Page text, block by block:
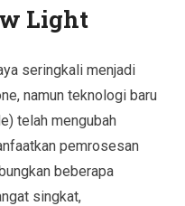
Light
seringkali menjadi
namun teknologi baru
telah mengubah
pemrosesan
beberapa
singkat,